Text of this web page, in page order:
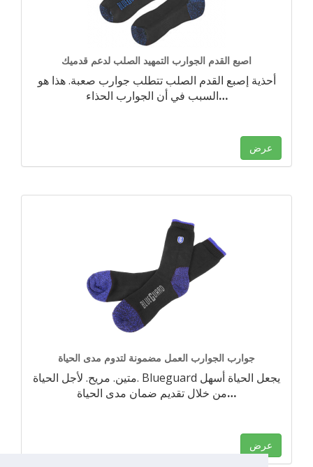
اصبع القدم الجوارب التمهيد الصلب لدعم قدميك
أحذية إصبع القدم الصلب تتطلب جوارب صعبة. هذا هو
السبب في أن الجوارب الحذاء…
عرض
جوارب الجوارب العمل مضمونة لتدوم مدى الحياة
متين. مريح. لأجل الحياة. Blueguard يجعل الحياة أسهل
من خلال تقديم ضمان مدى الحياة…
عرض